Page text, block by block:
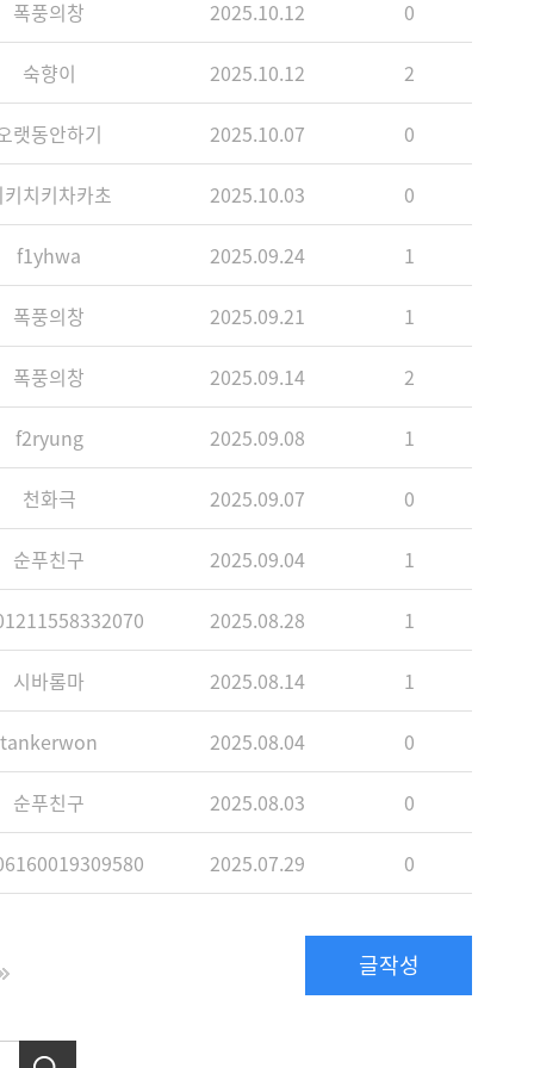
폭풍의창 2025.10.12 0
숙향이 2025.10.12 2
랫동안하기 2025.10.07 0
치키차카초 2025.10.03 0
f1yhwa 2025.09.24 1
폭풍의창 2025.09.21 1
폭풍의창 2025.09.14 2
f2ryung 2025.09.08 1
천화극 2025.09.07 0
순푸친구 2025.09.04 1
2025.08.28 1
시바롬마 2025.08.14 1
tankerwon 2025.08.04 0
순푸친구 2025.08.03 0
2025.07.29 0
글작성